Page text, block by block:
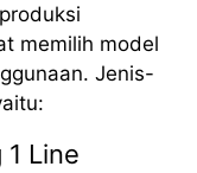
memilih model
Jenis-
1 Line